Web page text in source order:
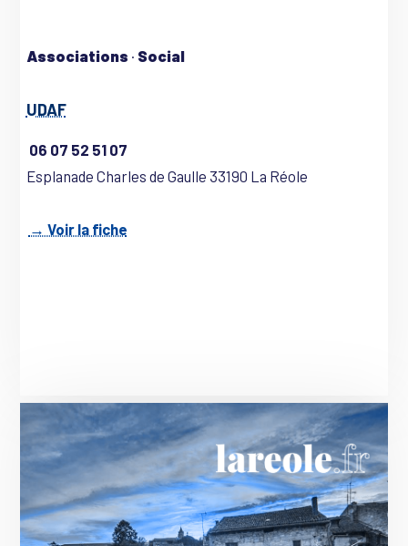
Associations · Social
UDAF
06 07 52 51 07
Esplanade Charles de Gaulle 33190 La Réole
→ Voir la fiche